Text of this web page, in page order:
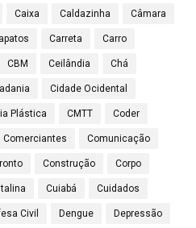
Caixa Caldazinha Câmara
Carreta Carro
CBM Ceilândia Chá
Cidade Ocidental
Plástica CMTT Coder
Comerciantes Comunicação
Construção Corpo
Cuiabá Cuidados
Civil Dengue Depressão